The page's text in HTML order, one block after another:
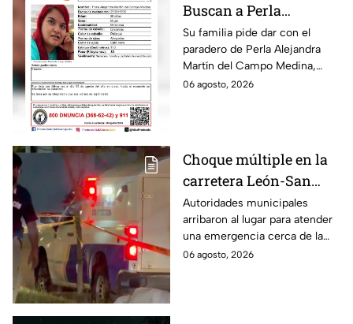
Buscan a Perla
Alejandra Martín del
Campo Medina,
desaparecida en
Guanajuato
Su familia pide dar con el
paradero de Perla Alejandra
Martín del Campo Medina,
quien fue vista por última vez
06 agosto, 2026
Choque múltiple en la
carretera León-San
Francisco del Rincón;
deja una persona sin
vid4
Autoridades municipales
arribaron al lugar para atender
una emergencia cerca de la
comunidad de La Mora.
06 agosto, 2026